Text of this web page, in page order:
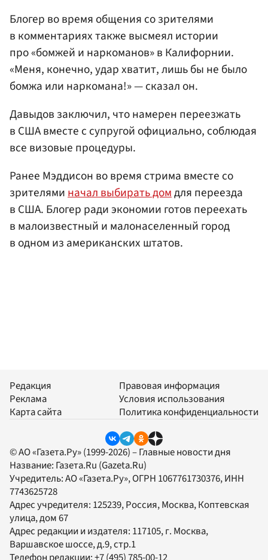
Блогер во время общения со зрителями
в комментариях также высмеял истории
про «бомжей и наркоманов» в Калифорнии.
«Меня, конечно, удар хватит, лишь бы не было
бомжа или наркомана!» — сказал он.
Давыдов заключил, что намерен переезжать
в США вместе с супругой официально, соблюдая
все визовые процедуры.
Ранее Мэддисон во время стрима вместе со
зрителяминачал выбирать домдля переезда
в США. Блогер ради экономии готов переехать
в малоизвестный и малонаселенный город
в одном из американских штатов.
Редакция
Реклама
Карта сайта
Правовая информация
Условия использования
Политика конфиденциальности
© АО «Газета.Ру» (1999-2026) – Главные новости дня
Название: Газета.Ru (Gazeta.Ru)
Учредитель:АО «Газета.Ру», ОГРН 1067761730376, ИНН
7743625728
Адрес учредителя: 125239, Россия, Москва, Коптевская
улица, дом 67
Адрес редакции и издателя: 117105, г. Москва,
Варшавское шоссе, д.9, стр.1